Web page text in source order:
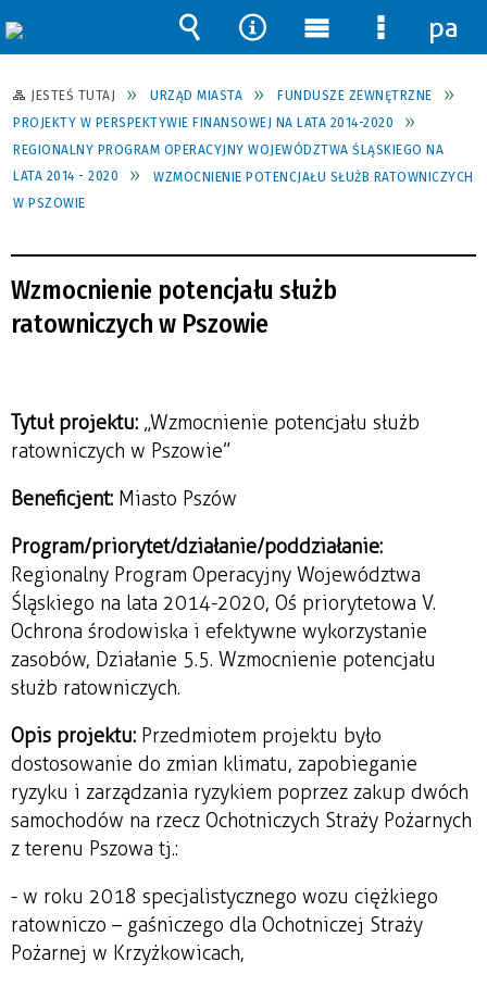
JESTEŚ TUTAJ URZĄD MIASTA
FUNDUSZE ZEWNĘTRZNE
PROJEKTY W PERSPEKTYWIE FINANSOWEJ NA LATA 2014-2020
REGIONALNY PROGRAM OPERACYJNY WOJEWÓDZTWA ŚLĄSKIEGO NA
LATA 2014 - 2020
WZMOCNIENIE POTENCJAŁU SŁUŻB RATOWNICZYCH
W PSZOWIE
Wzmocnienie potencjału służb
ratowniczych w Pszowie
Tytuł projektu: „Wzmocnienie potencjału służb
ratowniczych w Pszowie”
Beneficjent: Miasto Pszów
Program/priorytet/działanie/poddziałanie:
Regionalny Program Operacyjny Województwa
Śląskiego na lata 2014-2020, Oś priorytetowa V.
Ochrona środowiska i efektywne wykorzystanie
zasobów, Działanie 5.5. Wzmocnienie potencjału
służb ratowniczych.
Opis projektu: Przedmiotem projektu było
dostosowanie do zmian klimatu, zapobieganie
ryzyku i zarządzania ryzykiem poprzez zakup dwóch
samochodów na rzecz Ochotniczych Straży Pożarnych
z terenu Pszowa tj.:
- w roku 2018 specjalistycznego wozu ciężkiego
ratowniczo – gaśniczego dla Ochotniczej Straży
Pożarnej w Krzyżkowicach,
Wyszukiwarka
Narzędzia
Menu
główne
Menu